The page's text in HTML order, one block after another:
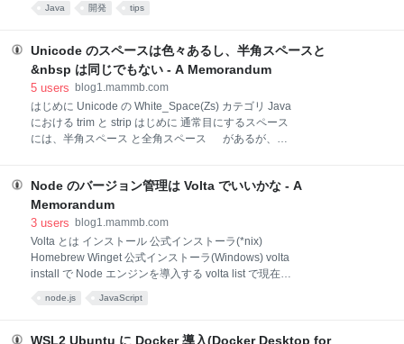
ンマ区切り 重複チェック プリミティブRangeからリ
ーピングして集計 グルーピングしてカウント 最大値/
最小値の抽出 Optional から値の取り出し 開発の現場
でよく使う Java Stream イディオムです。 キャスト
.filter(Student.class::isInstance)
.map(Student.class::cast) .map(Student::getName)
.collect(Col
Java 開発 tips
Unicode のスペースは色々あるし、半角スペースと
&nbsp は同じでもない - A Memorandum
5 users blog1.mammb.com
はじめに Unicode の White_Space(Zs) カテゴリ Java
における trim と strip はじめに 通常目にするスペース
には、半角スペース と全角スペース があるが、
在する HTML で良く目にする文字実体参照の &nbsp;
は、このスペースでの改行を禁止(No-Break)するもの
で、半角スペースとは異なる Java の String.trim() でト
リムされるスペースは、半角スペース U+0020 Java
の String.strip() の場合は、ほとんどのスペースがトリ
ムされるが、No-Break なスペースはトリムされない
の White_Space(Zs) カテゴリ
Node のバージョン管理は Volta でいいかな - A
Memorandum
3 users blog1.mammb.com
Volta とは インストール 公式インストーラ(*nix)
Homebrew Winget 公式インストーラ(Windows) volta
install で Node エンジンを導入する volta list で現在の
定する コマンドラインツールのグローバルなインスト
ールの一つ 2020年12月にVolta1.0がリリースされ、現
node.js JavaScript
WSL2 Ubuntu に Docker 導入(Docker Desktop for